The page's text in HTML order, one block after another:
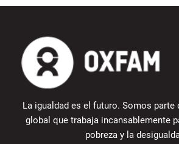
La igualdad es el futuro. Somos parte
global que trabaja incansablemente
pobreza y la